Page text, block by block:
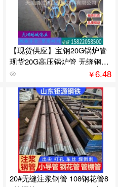
【现货供应】宝钢20G锅炉管
现货20G高压锅炉管 无缝钢管
GB5310
￥6.48
20#无缝注浆钢管 108钢花管8